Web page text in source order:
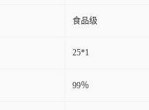
食品级
25*1
99％